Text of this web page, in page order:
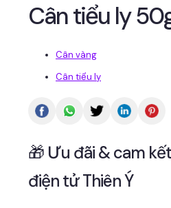
Cân tiểu ly
Cân vàng
Cân tiểu ly
🎁 Ưu đãi & cam
điện tử Thiên Ý